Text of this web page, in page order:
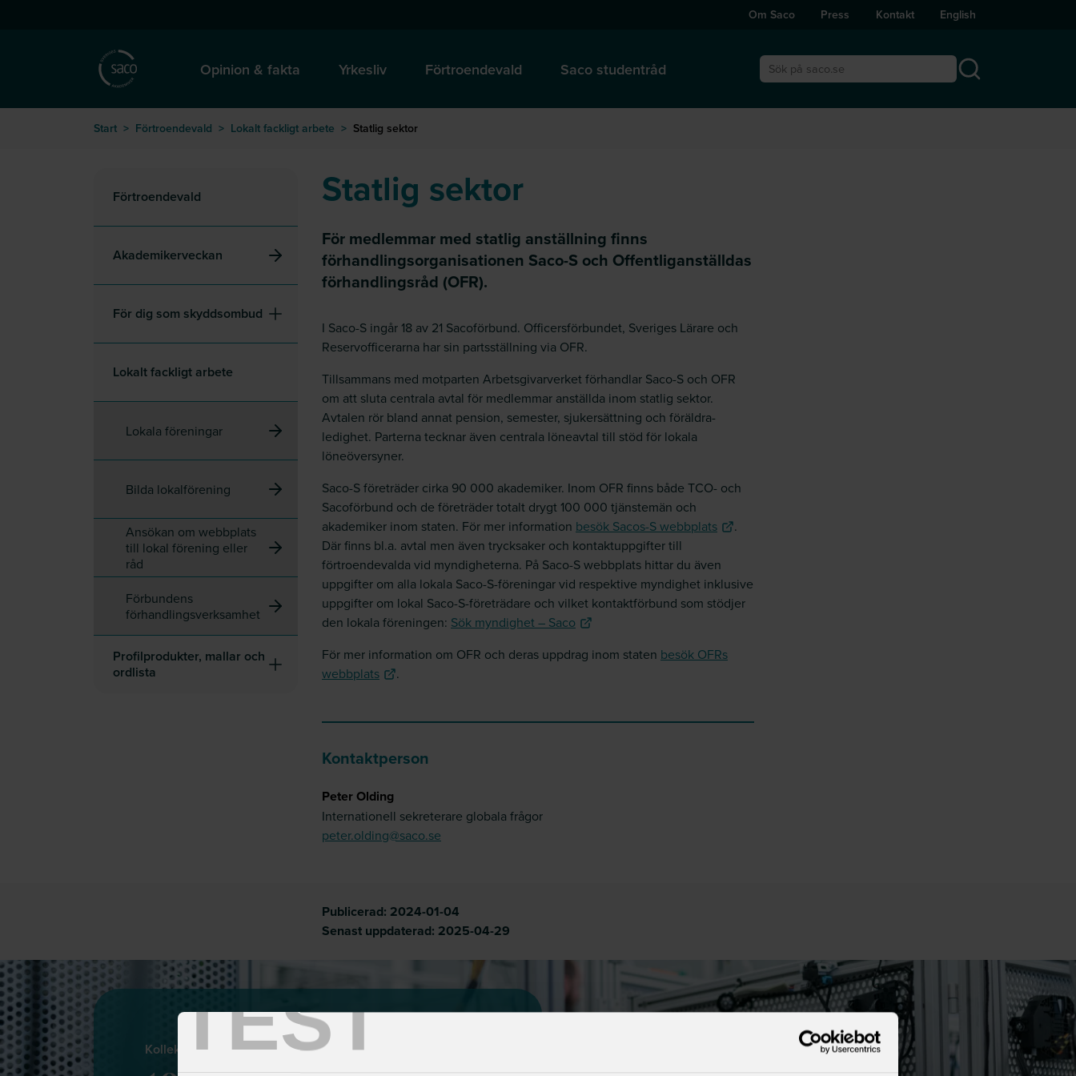
TEST
Om Saco Press Kontakt English
Opinion & fakta Yrkesliv Förtroendevald Saco studentråd
Start > Förtroendevald > Lokalt fackligt arbete > Statlig sektor
Förtroendevald
Akademikerveckan
För dig som skyddsombud
Lokalt fackligt arbete
Lokala föreningar
Bilda lokalförening
Ansökan om webbplats
till lokal förening eller
råd
Förbundens
förhandlingsverksamhet
Profilprodukter, mallar och
ordlista
Statlig sektor
För medlemmar med statlig anställning finns
förhandlingsorganisationen Saco-S och Offentliganställdas
förhandlingsråd (OFR).
I Saco-S ingår 18 av 21 Sacoförbund. Officersförbundet, Sveriges Lärare och
Reservofficerarna har sin partsställning via OFR.
Tillsammans med motparten Arbetsgivarverket förhandlar Saco-S och OFR
om att sluta centrala avtal för medlemmar anställda inom statlig sektor.
Avtalen rör bland annat pension, semester, sjukersättning och föräldra­
ledighet. Parterna tecknar även centrala löneavtal till stöd för lokala
löneöversyner.
Saco-S företräder cirka 90 000 akademiker. Inom OFR finns både TCO- och
Sacoförbund och de företräder totalt drygt 100 000 tjänstemän och
akademiker inom staten. För mer information besök Sacos-S webbplats
.
Där finns bl.a. avtal men även trycksaker och kontaktuppgifter till
förtroendevalda vid myndigheterna. På Saco-S webbplats hittar du även
uppgifter om alla lokala Saco-S-föreningar vid respektive myndighet inklusive
uppgifter om lokal Saco-S-företrädare och vilket kontaktförbund som stödjer
den lokala föreningen: Sök myndighet – Saco
För mer information om OFR och deras uppdrag inom staten besök OFRs
webbplats
.
Kontaktperson
Peter Olding
Internationell sekreterare globala frågor
peter.olding@saco.se
Publicerad: 2024-01-04
Senast uppdaterad: 2025-04-29
Kollektivavtal